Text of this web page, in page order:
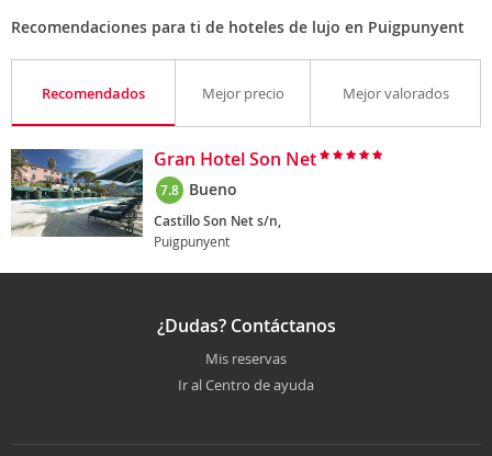
Recomendaciones para ti de hoteles de lujo en Puigpunyent
Recomendados Mejor precio Mejor valorados
Gran Hotel Son Net
7.8 Bueno
Castillo Son Net s/n,
Puigpunyent
¿Dudas? Contáctanos
Mis reservas
Ir al Centro de ayuda